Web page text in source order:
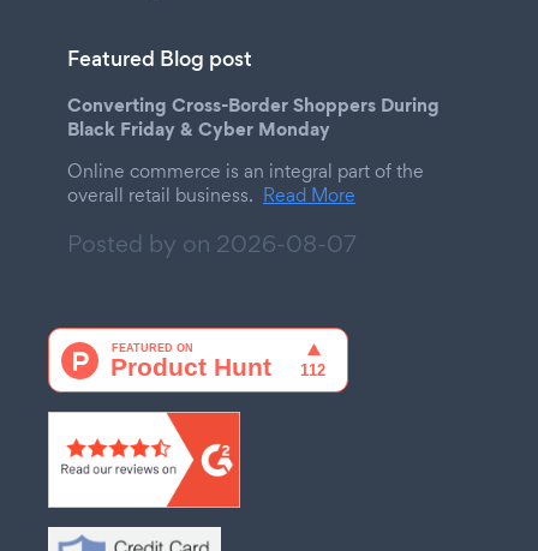
Featured Blog post
Converting Cross-Border Shoppers During
Black Friday & Cyber Monday
Online commerce is an integral part of the
overall retail business. Read More
Posted by on 2026-08-07